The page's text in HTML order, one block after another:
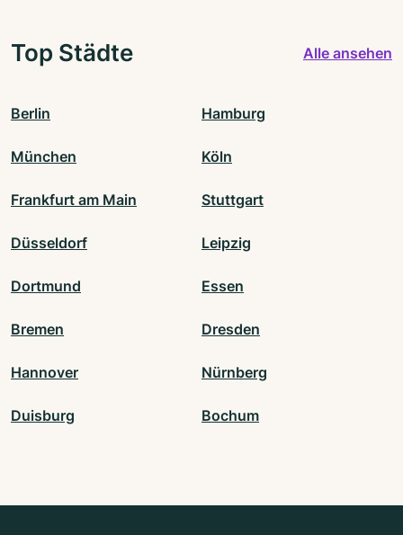
Top Städte Alle ansehen
Berlin Hamburg
München Köln
Frankfurt am Main Stuttgart
Düsseldorf Leipzig
Dortmund Essen
Bremen Dresden
Hannover Nürnberg
Duisburg Bochum